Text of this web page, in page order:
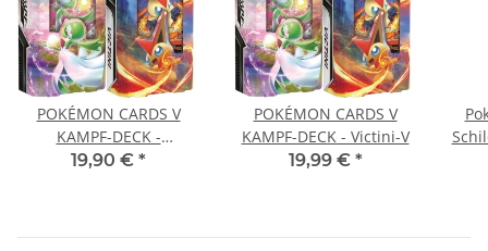
POKÉMON CARDS V
KAMPF-DECK -
Guardevoir-V
19,90 € *
POKÉMON CARDS V
KAMPF-DECK - Victini-V
19,99 € *